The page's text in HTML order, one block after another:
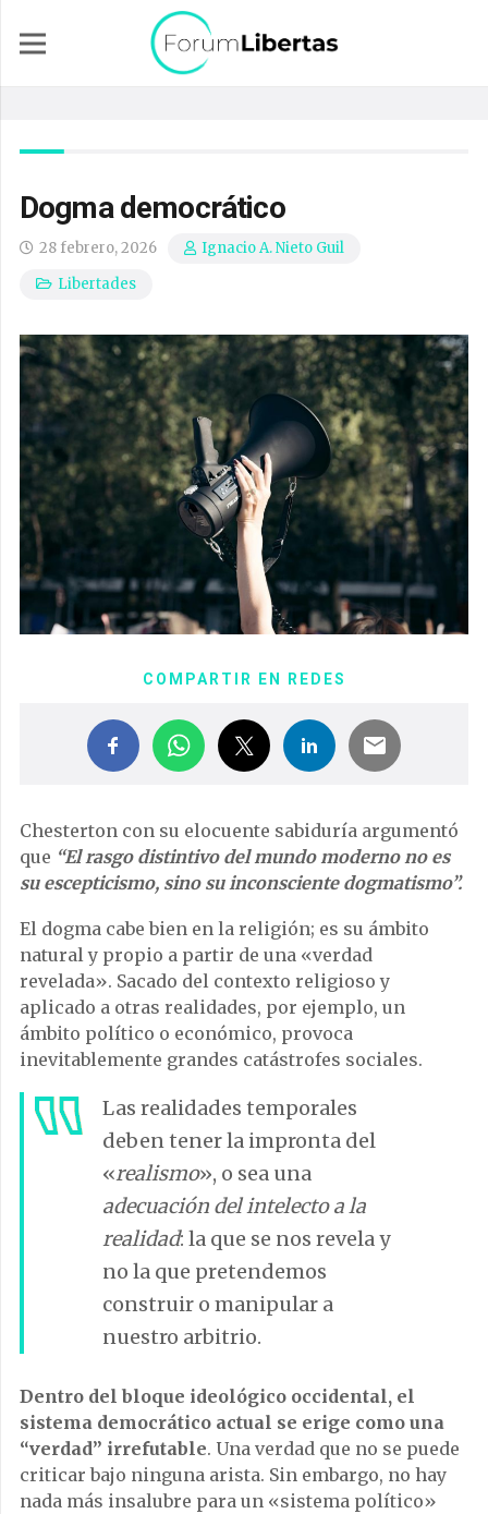
Dogma democrático
28 febrero, 2026
Ignacio A. Nieto Guil
Libertades
COMPARTIR EN REDES
Chesterton con su elocuente sabiduría argumentó
que “El rasgo distintivo del mundo moderno no es
su escepticismo, sino su inconsciente dogmatismo”.
El dogma cabe bien en la religión; es su ámbito
natural y propio a partir de una «verdad
revelada». Sacado del contexto religioso y
aplicado a otras realidades, por ejemplo, un
ámbito político o económico, provoca
inevitablemente grandes catástrofes sociales.
Las realidades temporales
deben tener la impronta del
«realismo», o sea una
adecuación del intelecto a la
realidad: la que se nos revela y
no la que pretendemos
construir o manipular a
nuestro arbitrio.
Dentro del bloque ideológico occidental, el
sistema democrático actual se erige como una
“verdad” irrefutable. Una verdad que no se puede
criticar bajo ninguna arista. Sin embargo, no hay
nada más insalubre para un «sistema político»